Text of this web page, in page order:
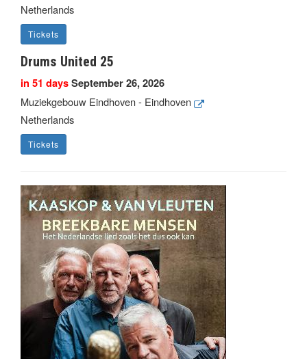
Netherlands
Tickets
Drums United 25
in 51 daysSeptember 26, 2026
Muziekgebouw Eindhoven - Eindhoven
Netherlands
Tickets